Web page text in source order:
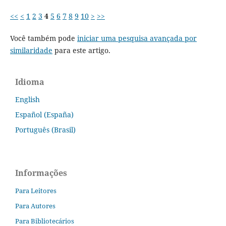
<< < 1 2 3 4 5 6 7 8 9 10 > >>
Você também pode iniciar uma pesquisa avançada por
similaridade para este artigo.
Idioma
English
Español (España)
Português (Brasil)
Informações
Para Leitores
Para Autores
Para Bibliotecários